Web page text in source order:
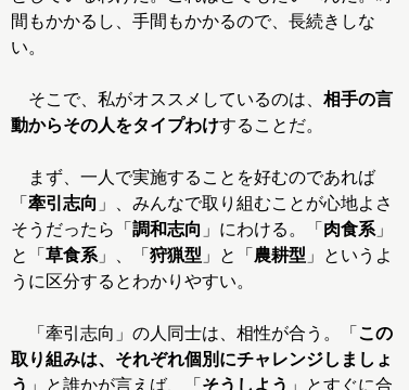
間もかかるし、手間もかかるので、長続きしな
い。
そこで、私がオススメしているのは、 相手の言
動からその人をタイプわけすることだ。
まず、一人で実施することを好むのであれば
「 牽引志向 」、みんなで取り組むことが心地よさ
そうだったら「 調和志向 」にわける。「 肉食系 」
と「 草食系 」、「 狩猟型 」と「 農耕型 」というよ
うに区分するとわかりやすい。
「牽引志向」の人同士は、相性が合う。「 この
取り組みは、それぞれ個別にチャレンジしましょ
う 」と誰かが言えば、「 そうしよう 」とすぐに合